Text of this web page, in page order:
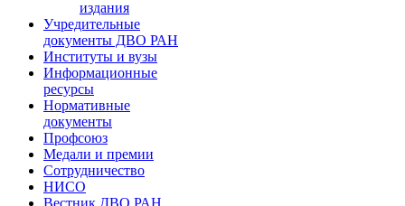
издания
Учредительные
документы ДВО РАН
Институты и вузы
Информационные
ресурсы
Нормативные
документы
Профсоюз
Медали и премии
Сотрудничество
НИСО